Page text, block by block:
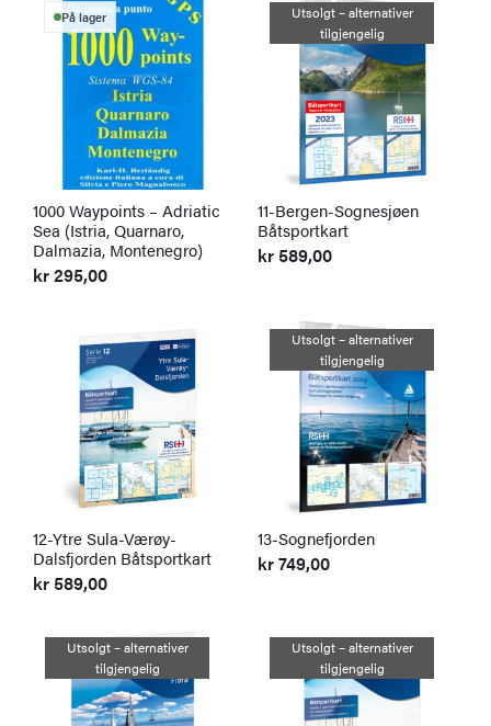
På lager
1000 Waypoints – Adriatic
Sea (Istria, Quarnaro,
Dalmazia, Montenegro)
kr295,00
Utsolgt – alternativer
tilgjengelig
11-Bergen-Sognesjøen
Båtsportkart
kr 589,00
12-Ytre Sula-Værøy-
Dalsfjorden Båtsportkart
kr 589,00
Utsolgt – alternativer
tilgjengelig
13-Sognefjorden
kr749,00
Utsolgt – alternativer
tilgjengelig
Utsolgt – alternativer
tilgjengelig